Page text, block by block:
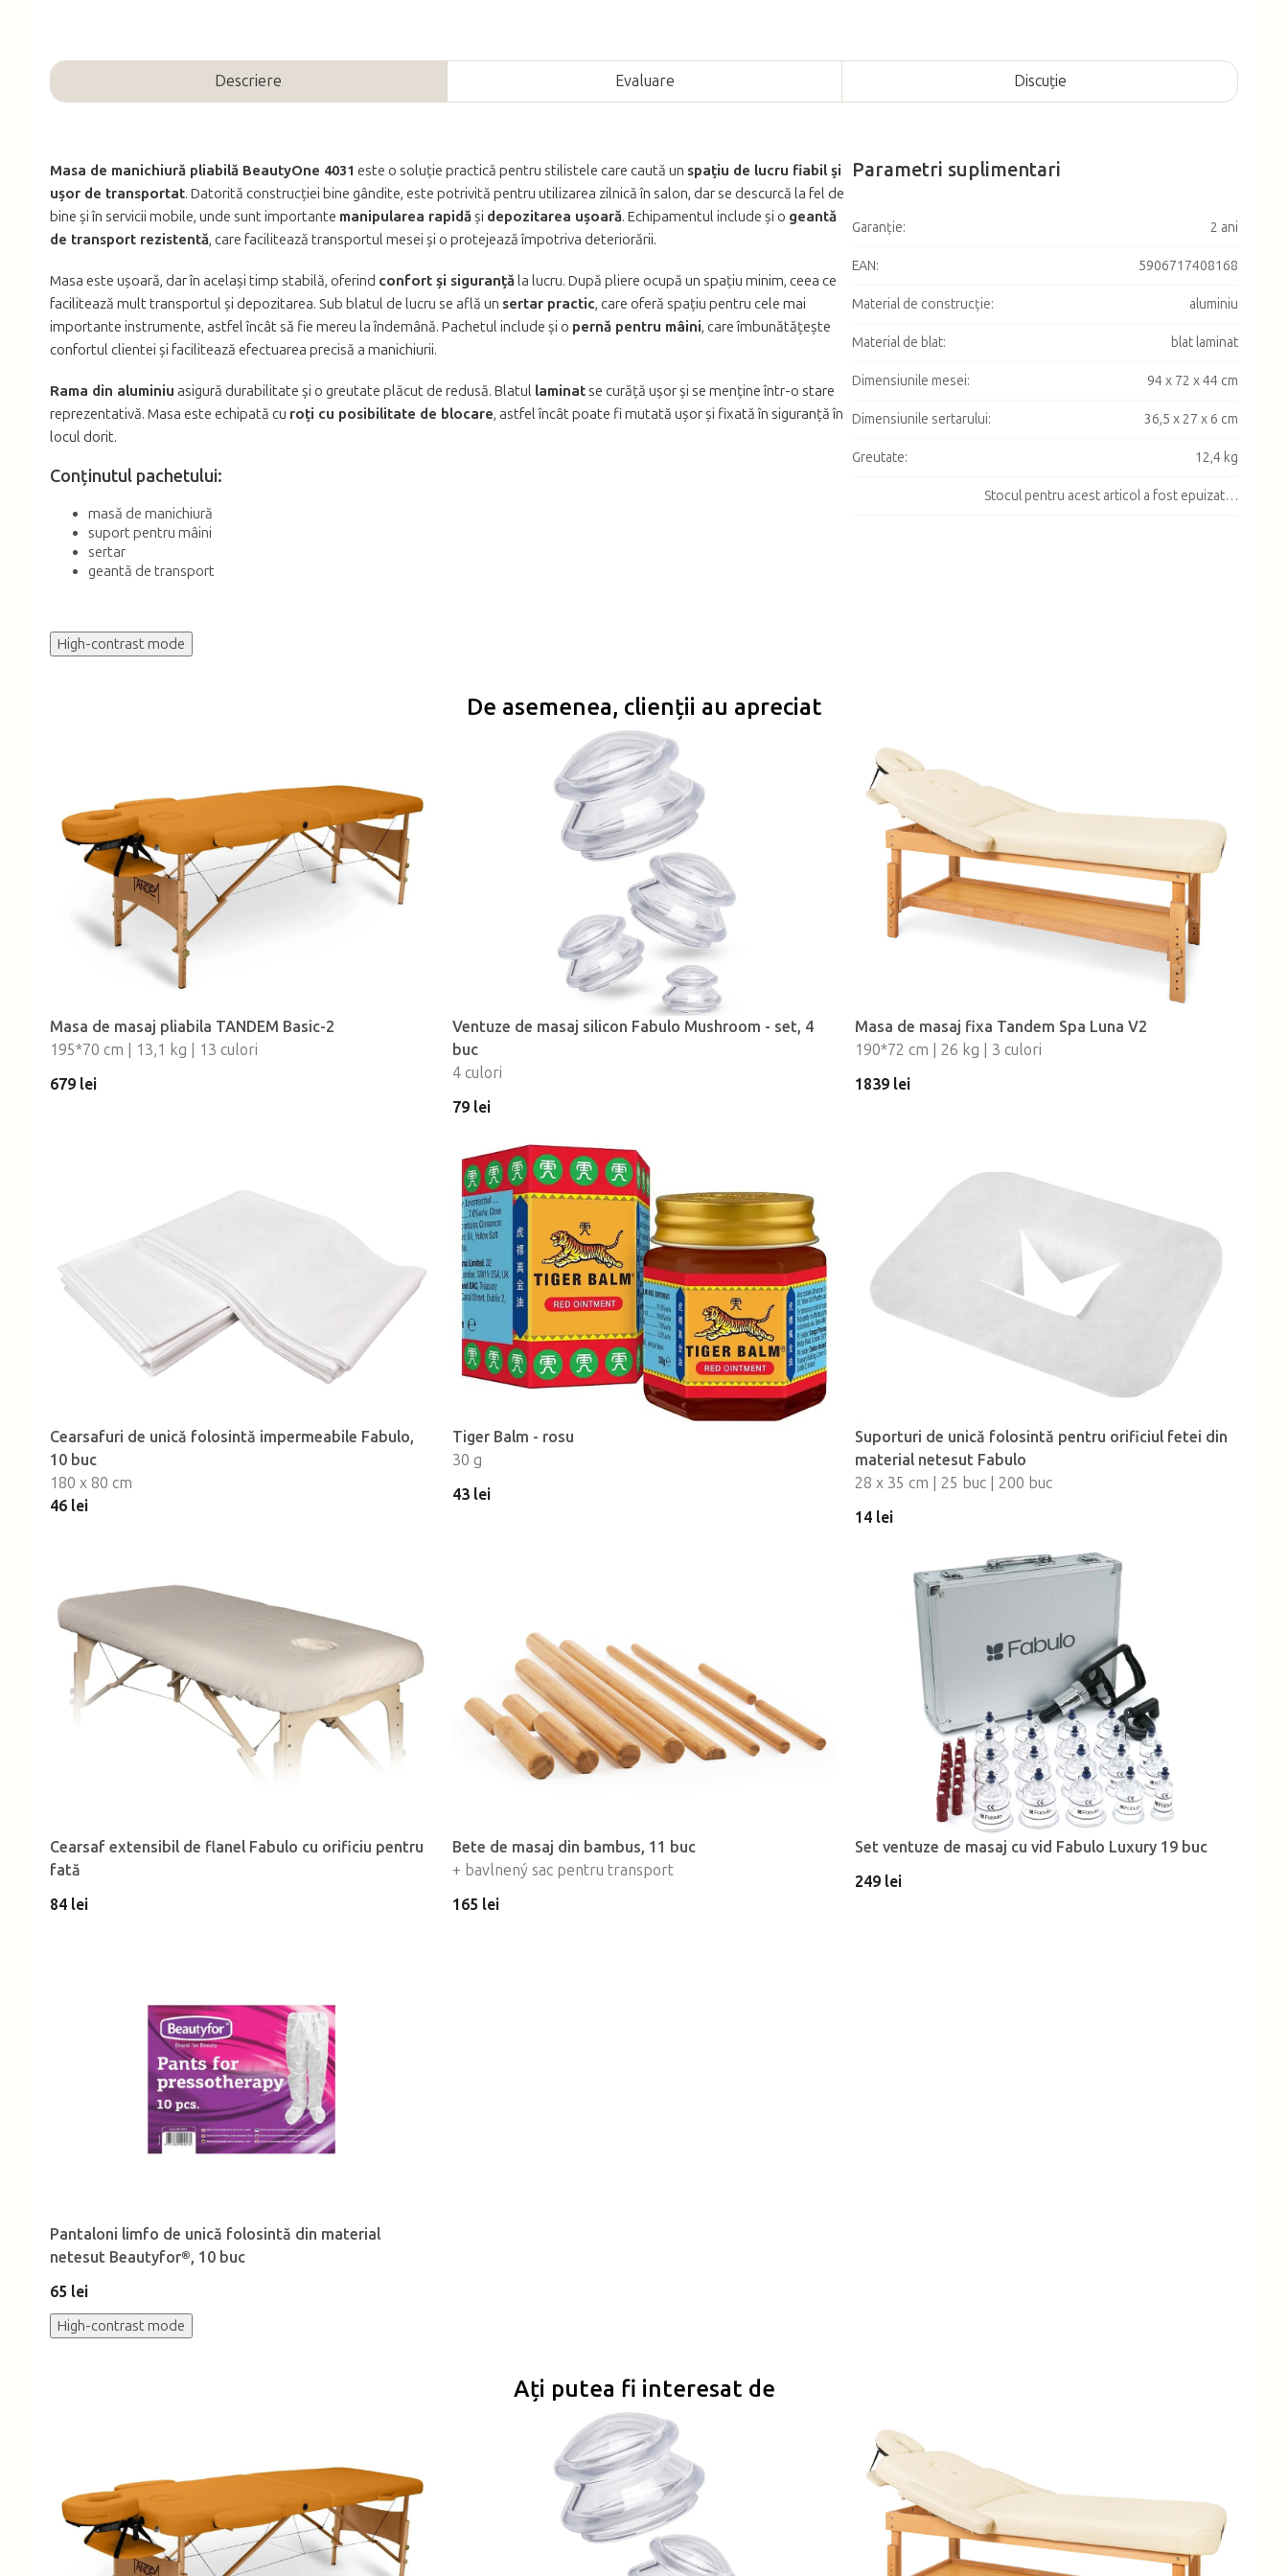
Descriere Evaluare Discuţie
Masa de manichiură pliabilă BeautyOne 4031 este o soluție practică pentru stilistele care caută un spațiu de lucru fiabil și
ușor de transportat. Datorită construcției bine gândite, este potrivită pentru utilizarea zilnică în salon, dar se descurcă la fel de
bine și în servicii mobile, unde sunt importante manipularea rapidăși depozitarea ușoară. Echipamentul include și o geantă
de transport rezistentă, care facilitează transportul mesei și o protejează împotriva deteriorării.
Masa este ușoară, dar în același timp stabilă, oferind confort și siguranțăla lucru. După pliere ocupă un spațiu minim, ceea ce
facilitează mult transportul și depozitarea. Sub blatul de lucru se află un sertar practic, care oferă spațiu pentru cele mai
importante instrumente, astfel încât să fie mereu la îndemână. Pachetul include și o pernă pentru mâini, care îmbunătățește
confortul clientei și facilitează efectuarea precisă a manichiurii.
Rama din aluminiu asigură durabilitate și o greutate plăcut de redusă. Blatul laminatse curăță ușor și se menține într-o stare
reprezentativă. Masa este echipată cu roți cu posibilitate de blocare, astfel încât poate fi mutată ușor și fixată în siguranță în
locul dorit.
Conținutul pachetului:
masă de manichiură
suport pentru mâini
sertar
geantă de transport
Parametri suplimentari
Garanţie: 2 ani
EAN: 5906717408168
Material de construcție: aluminiu
Material de blat: blat laminat
Dimensiunile mesei: 94 x 72 x 44 cm
Dimensiunile sertarului: 36,5 x 27 x 6 cm
Greutate: 12,4 kg
Stocul pentru acest articol a fost epuizat…
High-contrast mode
De asemenea, clienții au apreciat
Masa de masaj pliabila TANDEM Basic-2
195*70 cm | 13,1 kg | 13 culori
679 lei
Ventuze de masaj silicon Fabulo Mushroom - set, 4
buc
4 culori
79 lei
Masa de masaj fixa Tandem Spa Luna V2
190*72 cm | 26 kg | 3 culori
1839 lei
Cearsafuri de unică folosintă impermeabile Fabulo,
10 buc
180 x 80 cm
46 lei
Tiger Balm - rosu
30 g
43 lei
Suporturi de unică folosintă pentru orificiul fetei din
material netesut Fabulo
28 x 35 cm | 25 buc | 200 buc
14 lei
Cearsaf extensibil de flanel Fabulo cu orificiu pentru
fată
84 lei
Bete de masaj din bambus, 11 buc
+ bavlnený sac pentru transport
165 lei
Set ventuze de masaj cu vid Fabulo Luxury 19 buc
249 lei
Pantaloni limfo de unică folosintă din material
netesut Beautyfor®, 10 buc
65 lei
High-contrast mode
Ați putea fi interesat de